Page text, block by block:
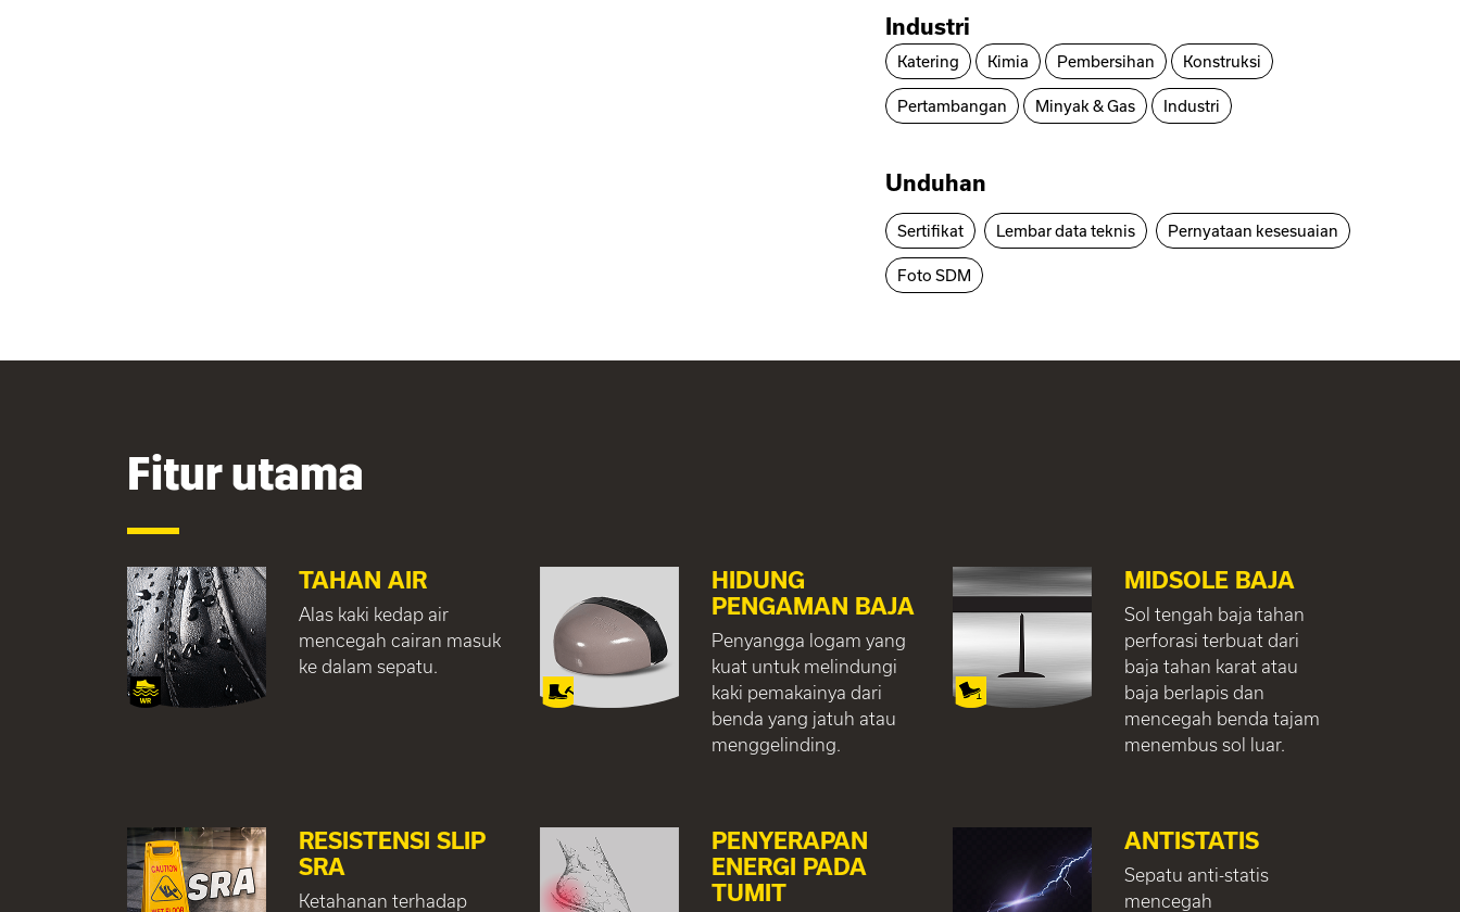
Industri
Katering Kimia Pembersihan Konstruksi
Pertambangan Minyak & Gas Industri
Unduhan
Sertifikat Lembar data teknis Pernyataan kesesuaian
Foto SDM
Fitur utama
TAHAN AIR
Alas kaki kedap air
mencegah cairan masuk
ke dalam sepatu.
HIDUNG
PENGAMAN BAJA
Penyangga logam yang
kuat untuk melindungi
kaki pemakainya dari
benda yang jatuh atau
menggelinding.
MIDSOLE BAJA
Sol tengah baja tahan
perforasi terbuat dari
baja tahan karat atau
baja berlapis dan
mencegah benda tajam
menembus sol luar.
RESISTENSI SLIP
SRA
Ketahanan terhadap
PENYERAPAN
ENERGI PADA
TUMIT
ANTISTATIS
Sepatu anti-statis
mencegah